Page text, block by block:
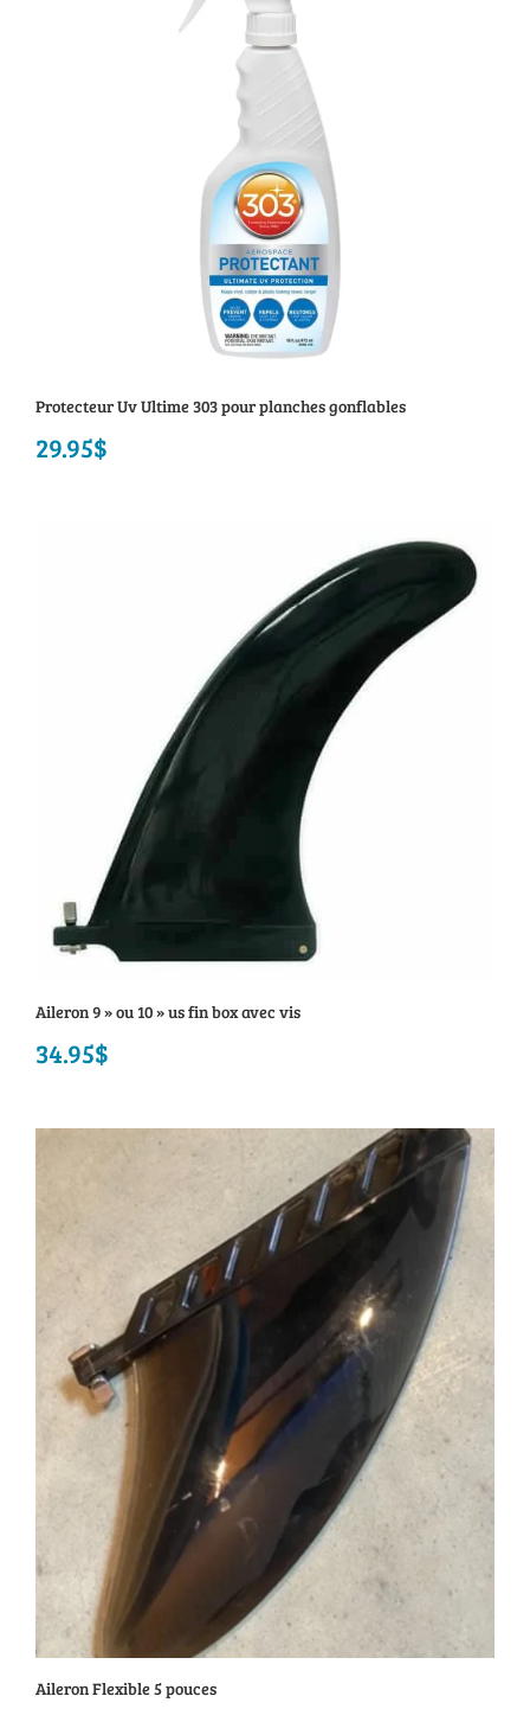
159.95$. 119.95$.
Protecteur Uv Ultime 303 pour planches gonflables
29.95$
Aileron 9 » ou 10 » us fin box avec vis
34.95$
Aileron Flexible 5 pouces